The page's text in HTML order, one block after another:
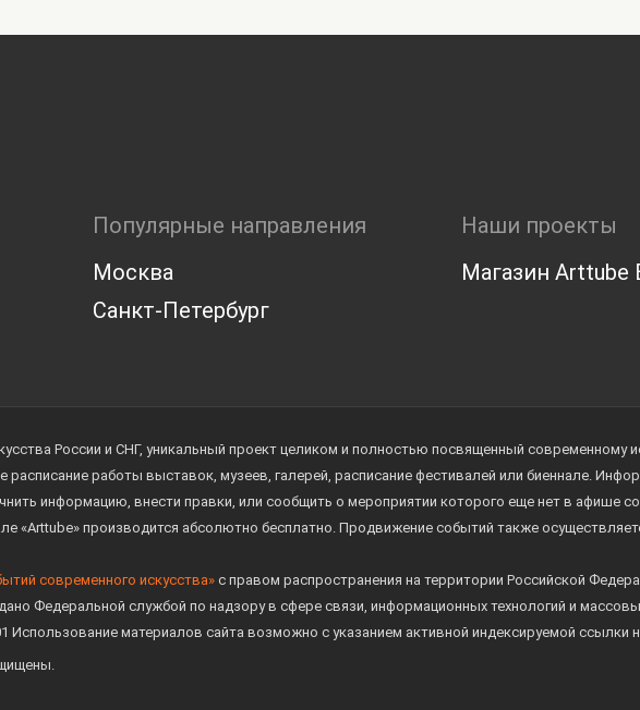
Популярные направления
Москва
Санкт-Петербург
Наши проекты
Магазин Arttube
России и СНГ, уникальный проект целиком и полностью посвященный современному
расписание работы выставок, музеев, галерей, расписание фестивалей или биеннале.
информацию, внести правки, или сообщить о мероприятии которого еще нет в афише
«Arttube» производится абсолютно бесплатно. Продвижение событий также
современного искусства»с правом распространения на территории Российской
Федеральной службой по надзору в сфере связи, информационных технологий и
Использование материалов сайта возможно с указанием активной индексируемой ссылки